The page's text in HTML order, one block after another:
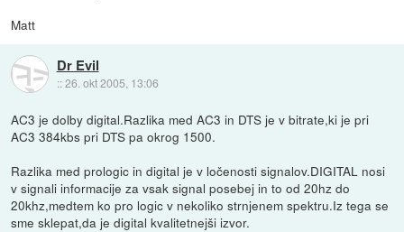
Matt
Dr Evil
::26. okt 2005, 13:06
AC3 je dolby digital.Razlika med AC3 in DTS je v bitrate,ki je pri
AC3 384kbs pri DTS pa okrog 1500.
Razlika med prologic in digital je v ločenosti signalov.DIGITAL nosi
v signali informacije za vsak signal posebej in to od 20hz do
20khz,medtem ko pro logic v nekoliko strnjenem spektru.Iz tega se
sme sklepat,da je digital kvalitetnejši izvor.